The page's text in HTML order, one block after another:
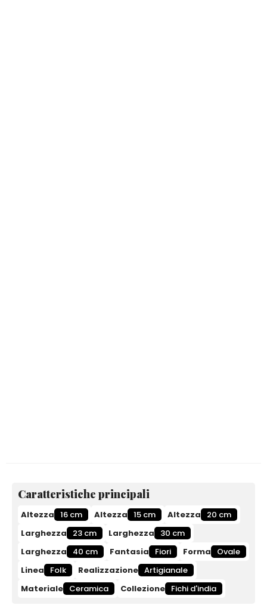
Caratteristiche principali
Altezza 16 cm Altezza 15 cm Altezza
20 cm
Larghezza
23 cm Larghezza
30 cm
Larghezza
40 cm Fantasia Fiori Forma
Ovale
Linea
Folk Realizzazione Artigianale
Materiale Ceramica Collezione Fichi d'india